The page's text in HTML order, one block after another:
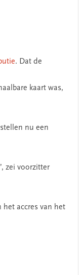
. Dat de
kaart was,
nu een
zei voorzitter
accres van het